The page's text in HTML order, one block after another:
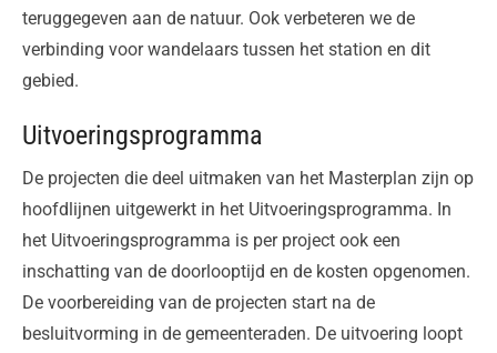
teruggegeven aan de natuur. Ook verbeteren we de
verbinding voor wandelaars tussen het station en dit
gebied.
Uitvoeringsprogramma
De projecten die deel uitmaken van het Masterplan zijn op
hoofdlijnen uitgewerkt in het Uitvoeringsprogramma. In
het Uitvoeringsprogramma is per project ook een
inschatting van de doorlooptijd en de kosten opgenomen.
De voorbereiding van de projecten start na de
besluitvorming in de gemeenteraden. De uitvoering loopt